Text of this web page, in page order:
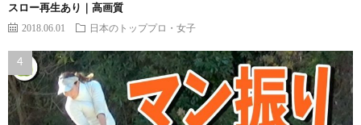
スロー再生あり｜高画質
2018.06.01 日本のトッププロ・女子